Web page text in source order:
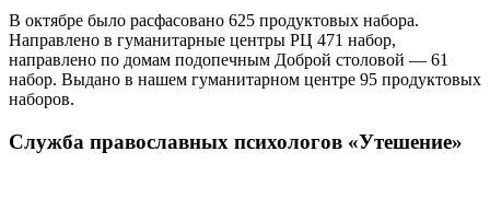
В октябре было расфасовано 625 продуктовых набора.
Направлено в гуманитарные центры РЦ 471 набор,
направлено по домам подопечным Доброй столовой — 61
набор. Выдано в нашем гуманитарном центре 95 продуктовых
наборов.
Служба православных психологов «Утешение»